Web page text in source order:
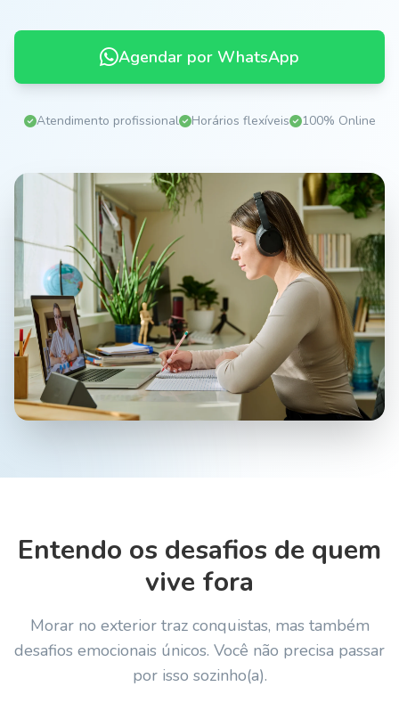
Agendar por WhatsApp
Atendimento profissional Horários flexíveis 100% Online
Entendo os desafios de quem
vive fora
Morar no exterior traz conquistas, mas também
desafios emocionais únicos. Você não precisa passar
por isso sozinho(a).